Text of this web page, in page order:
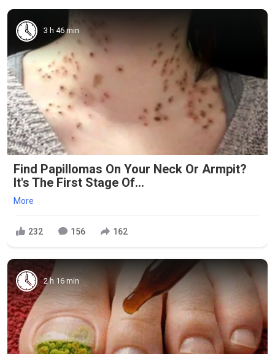
3 h 46 min
Find Papillomas On Your Neck Or Armpit?
It's The First Stage Of...
More
232 156 162
2 h 16 min